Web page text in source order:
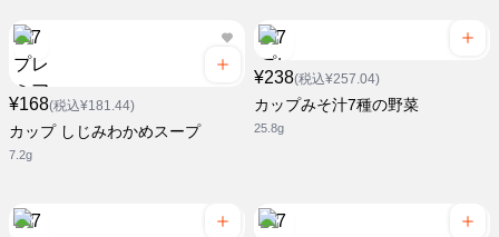
¥168(税込¥181.44)
カップ しじみわかめスープ
7.2g
¥238(税込¥257.04)
カップみそ汁7種の野菜
25.8g